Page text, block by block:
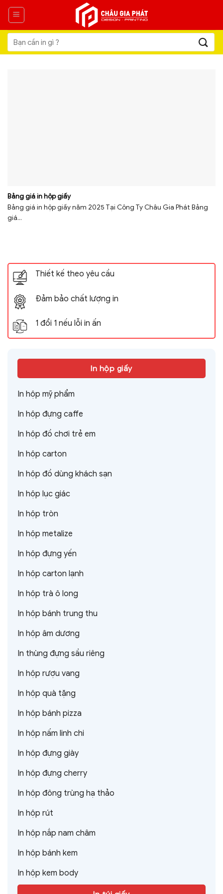
Skip
content
Tìm
kiếm:
Bảng giá in hộp giấy
Bảng giá in hộp giấy năm 2025 Tại Công Ty Châu Gia Phát Bảng
giá...
Thiết kế theo yêu cầu
Đảm bảo chất lượng in
1 đổi 1 nếu lỗi in ấn
In hộp giấy
In hộp mỹ phẩm
In hộp đựng caffe
In hộp đồ chơi trẻ em
In hộp carton
In hộp đồ dùng khách sạn
In hộp lục giác
In hộp tròn
In hộp metalize
In hộp đựng yến
In hộp carton lạnh
In hộp trà ô long
In hộp bánh trung thu
In hộp âm dương
In thùng đựng sầu riêng
In hộp rượu vang
In hộp quà tặng
In hộp bánh pizza
In hộp nấm linh chi
In hộp đựng giày
In hộp đựng cherry
In hộp đông trùng hạ thảo
In hộp rút
In hộp nắp nam châm
In hộp bánh kem
In hộp kem body